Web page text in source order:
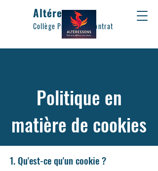
Altéressens
Collège Privé Hors contrat
Politique en
matière de cookies
1. Qu'est-ce qu'un cookie ?